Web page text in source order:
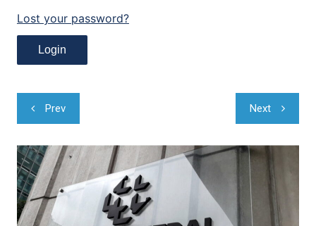
Lost your password?
Navegação
de
Post
Prev Next